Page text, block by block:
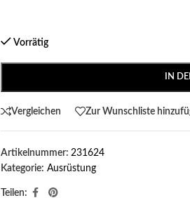
Vorrätig
IN
Vergleichen Zur Wunschliste
Artikelnummer: 231624
Kategorie: Ausrüstung
Teilen: